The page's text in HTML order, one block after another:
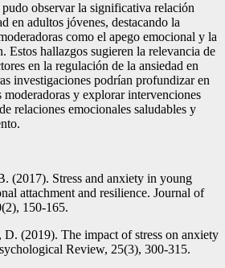
pudo observar la significativa relación
en adultos jóvenes, destacando la
como el apego emocional y la
Estos hallazgos sugieren la relevancia de
en la regulación de la ansiedad en
investigaciones podrían profundizar en
moderadoras y explorar intervenciones
relaciones emocionales saludables y
(2017). Stress and anxiety in young
attachment and resilience. Journal of
150-165.
(2019). The impact of stress on anxiety
Review, 25(3), 300-315.